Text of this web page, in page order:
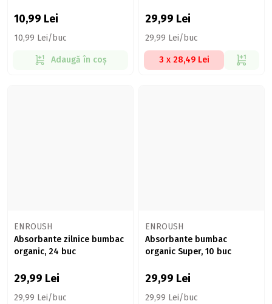
10,99 Lei
10,99 Lei/buc
Adaugă în coș
29,99 Lei
29,99 Lei/buc
3 x 28,49 Lei
ENROUSH
Absorbante zilnice bumbac
organic, 24 buc
29,99 Lei
29,99 Lei/buc
ENROUSH
Absorbante bumbac
organic Super, 10 buc
29,99 Lei
29,99 Lei/buc